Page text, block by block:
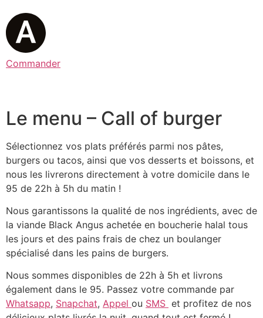
Commander
Le menu – Call of burger
Sélectionnez vos plats préférés parmi nos pâtes,
burgers ou tacos, ainsi que vos desserts et boissons, et
nous les livrerons directement à votre domicile dans le
95 de 22h à 5h du matin !
Nous garantissons la qualité de nos ingrédients, avec de
la viande Black Angus achetée en boucherie halal tous
les jours et des pains frais de chez un boulanger
spécialisé dans les pains de burgers.
Nous sommes disponibles de 22h à 5h et livrons
également dans le 95. Passez votre commande par
Whatsapp, Snapchat, Appel ou SMS et profitez de nos